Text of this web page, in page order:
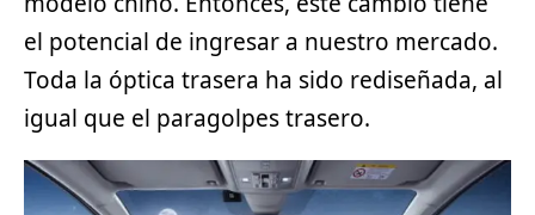
el potencial de ingresar a nuestro mercado.
Toda la óptica trasera ha sido rediseñada, al
igual que el paragolpes trasero.